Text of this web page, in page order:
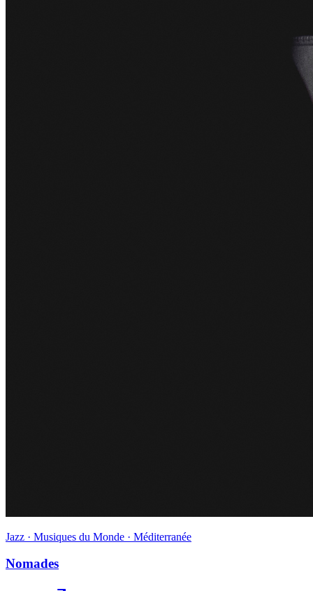
Jazz · Musiques du Monde · Méditerranée
Nomades